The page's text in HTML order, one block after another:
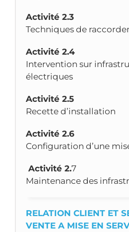
Activité 2.3
Techniques de
Activité 2.4
Intervention sur
électriques
Activité 2.5
Recette d’installation
Activité 2.6
Configuration d’une
Activité 2.7
Maintenance des
RELATION CLIENT ET
VENTE A MISE EN